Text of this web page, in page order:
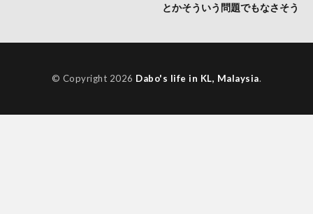
とかそういう問題でもなさそう
© Copyright 2026 Dabo's life in KL, Malaysia.